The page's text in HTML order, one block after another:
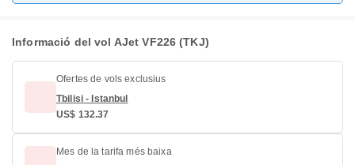
Informació del vol AJet VF226 (TKJ)
Ofertes de vols exclusius
Tbilisi - Istanbul
US$ 132.37
Mes de la tarifa més baixa